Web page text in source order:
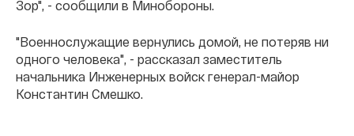
Зор", - сообщили в Минобороны.
"Военнослужащие вернулись домой, не потеряв ни
одного человека", - рассказал заместитель
начальника Инженерных войск генерал-майор
Константин Смешко.